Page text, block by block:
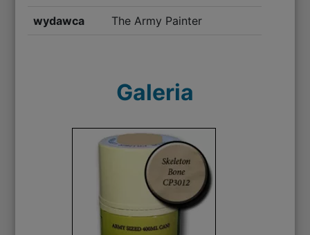
wydawca The Army Painter
Galeria